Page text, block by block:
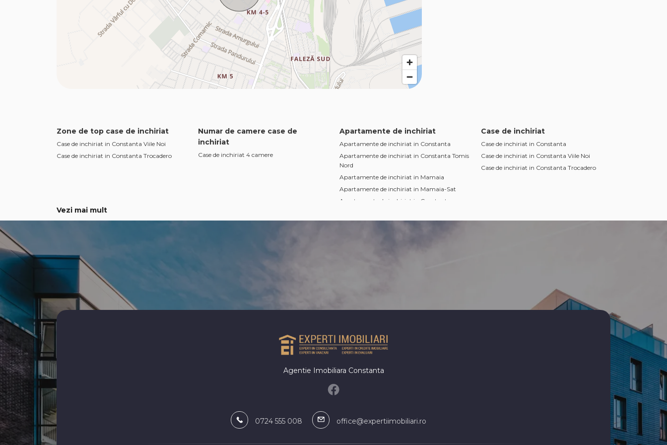
Zone de top case de inchiriat
Case de inchiriat in Constanta Viile Noi
Case de inchiriat in Constanta Trocadero
Numar de camere case de
inchiriat
Case de inchiriat 4 camere
Apartamente de inchiriat
Apartamente de inchiriat in Constanta
Apartamente de inchiriat in Constanta Tomis
Nord
Apartamente de inchiriat in Mamaia
Apartamente de inchiriat in Mamaia-Sat
Apartamente de inchiriat in Constanta
Apartamente de inchiriat in Mamaia Central
Case de inchiriat
Case de inchiriat in Constanta
Case de inchiriat in Constanta Viile Noi
Case de inchiriat in Constanta Trocadero
Spatii birouri de inchiriat
Spatii comerciale de inchiriat in Constanta
Spatii comerciale de inchiriat in Constanta
Spatii comerciale de inchiriat in Constanta
Spatii comerciale de inchiriat in Agigea
Spatii comerciale de inchiriat in Constanta
Spatii industriale de inchiriat in Constanta
Spatii industriale de inchiriat in Constanta
Inel II
Vezi mai mult
Agentie Imobiliara Constanta
0724 555 008 office@expertiimobiliari.ro